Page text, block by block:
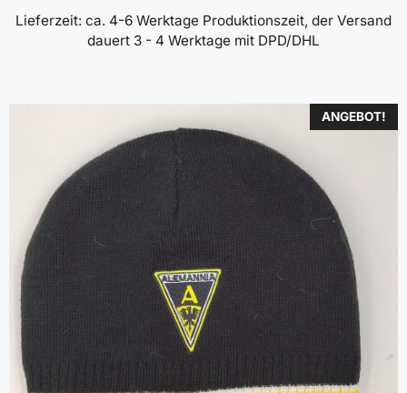
Preis
war:
Preis
ist:
Lieferzeit: ca. 4-6 Werktage Produktionszeit, der Versand
dauert 3 - 4 Werktage mit DPD/DHL
ANGEBOT!